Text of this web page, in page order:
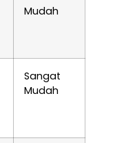
Mudah
Sangat
Mudah